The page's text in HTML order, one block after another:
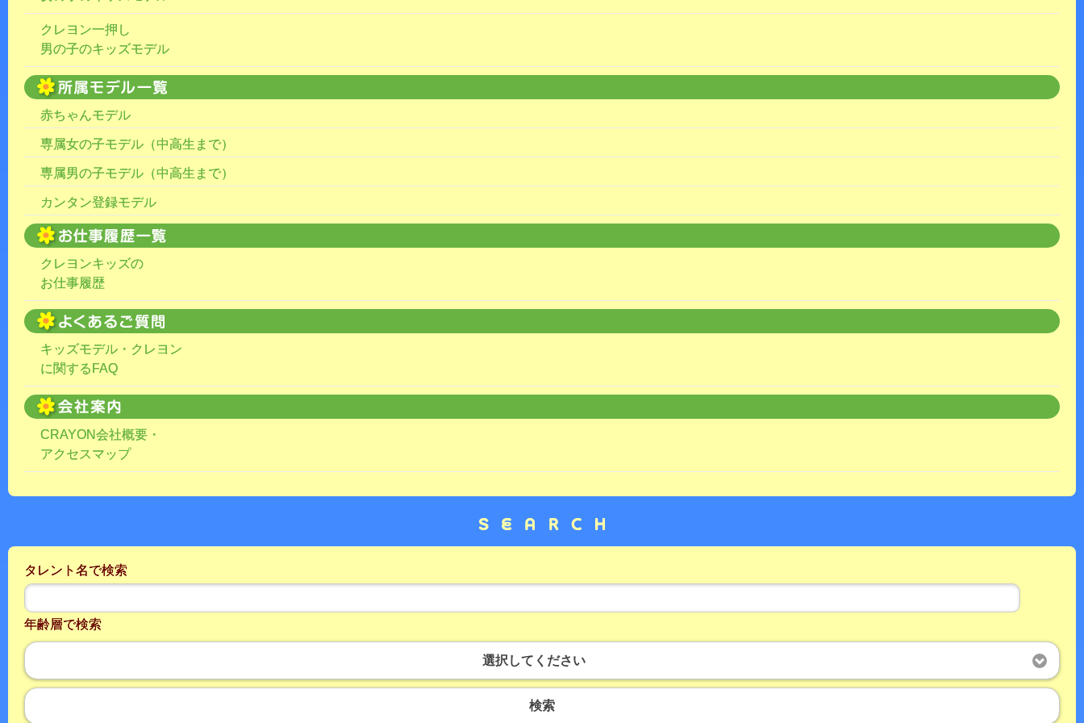
クレヨン一押し
男の子のキッズモデル
赤ちゃんモデル
専属女の子モデル（中高生まで）
専属男の子モデル（中高生まで）
カンタン登録モデル
クレヨンキッズの
お仕事履歴
キッズモデル・クレヨン
に関するFAQ
CRAYON会社概要・
アクセスマップ
タレント名で検索
年齢層で検索
選択してください
検索